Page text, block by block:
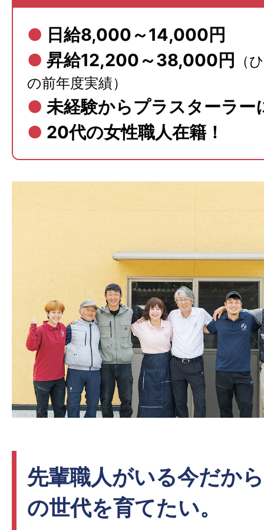
● 日給8,000～14,000円
● 昇給12,200～38,000円
（
の前年度実績）
● 未経験からプラスターラー
● 20代の女性職人在籍！
先輩職人がいる今だか
の世代を育てたい。